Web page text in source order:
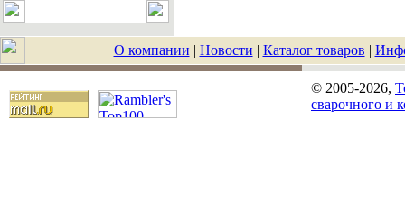
О компании | Новости | Каталог товаров |
© 2005-2026,
сварочного и